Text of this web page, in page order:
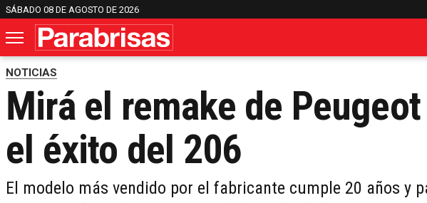
SÁBADO 08 DE AGOSTO DE 2026
NOTICIAS
Mirá el remake de
el éxito del 206
El modelo más vendido por el fabricante cumple 20 años y